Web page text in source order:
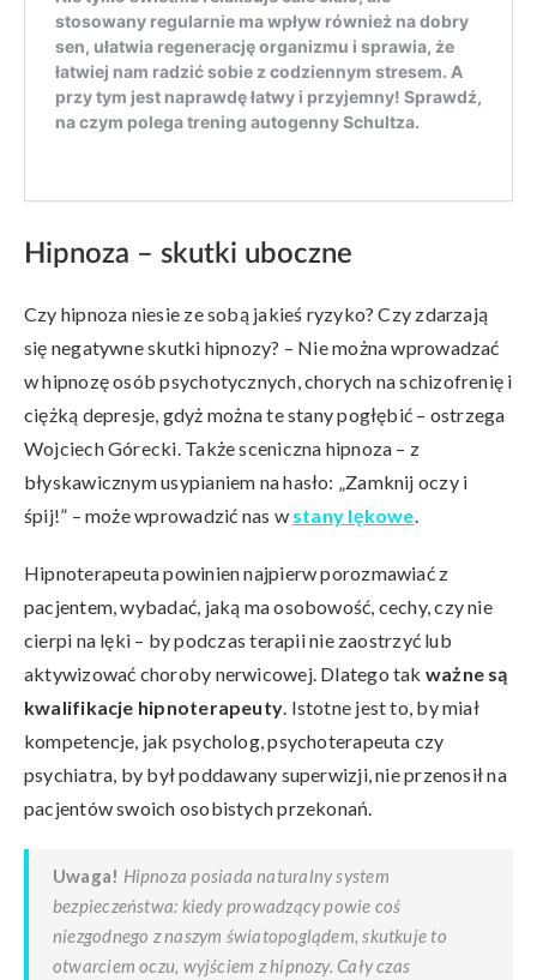
Hipnoza – skutki uboczne
Czy hipnoza niesie ze sobą jakieś ryzyko? Czy zdarzają
się negatywne skutki hipnozy? – Nie można wprowadzać
w hipnozę osób psychotycznych, chorych na schizofrenię i
ciężką depresje, gdyż można te stany pogłębić – ostrzega
Wojciech Górecki. Także sceniczna hipnoza – z
błyskawicznym usypianiem na hasło: „Zamknij oczy i
śpij!” – może wprowadzić nas w stany lękowe
Hipnoterapeuta powinien najpierw porozmawiać z
pacjentem, wybadać, jaką ma osobowość, cechy, czy nie
cierpi na lęki – by podczas terapii nie zaostrzyć lub
aktywizować choroby nerwicowej. Dlatego tak ważne są
kwalifikacje hipnoterapeuty . Istotne jest to, by miał
kompetencje, jak psycholog, psychoterapeuta czy
psychiatra, by był poddawany superwizji, nie przenosił na
pacjentów swoich osobistych przekonań.
Uwaga! Hipnoza posiada naturalny system
bezpieczeństwa: kiedy prowadzący powie coś
niezgodnego z naszym światopoglądem, skutkuje to
otwarciem oczu, wyjściem z hipnozy. Cały czas